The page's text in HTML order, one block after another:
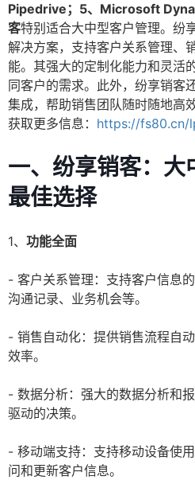
Pipedrive；5、Microsoft
客特别适合大中型客户管理。纷
解决方案，支持客户关系管理、
能。其强大的定制化能力和灵活
同客户的需求。此外，纷享销客
集成，帮助销售团队随时随地高
获取更多信息： https://fs80.cn/
一、纷享销客：大
最佳选择
1、 功能全面
- 客户关系管理：支持客户信息
沟通记录、业务机会等。
- 销售自动化：提供销售流程自
效率。
- 数据分析：强大的数据分析和
驱动的决策。
- 移动端支持：支持移动设备使
问和更新客户信息。